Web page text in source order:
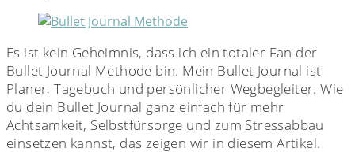
Es ist kein Geheimnis, dass ich ein totaler Fan der
Bullet Journal Methode bin. Mein Bullet Journal ist
Planer, Tagebuch und persönlicher Wegbegleiter. Wie
du dein Bullet Journal ganz einfach für mehr
Achtsamkeit, Selbstfürsorge und zum Stressabbau
einsetzen kannst, das zeigen wir in diesem Artikel.